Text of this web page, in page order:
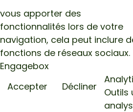
vous apporter des
fonctionnalités lors de votre
navigation, cela peut inclure
fonctions de réseaux sociaux.
Engagebox
Accepter
Décliner
Outils